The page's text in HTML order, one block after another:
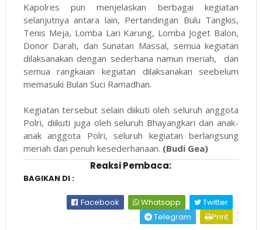
Kapolres pun menjelaskan berbagai kegiatan
selanjutnya antara lain, Pertandingan Bulu Tangkis,
Tenis Meja, Lomba Lari Karung, Lomba Joget Balon,
Donor Darah, dan Sunatan Massal, semua kegiatan
dilaksanakan dengan sederhana namun meriah, dan
semua rangkaian kegiatan dilaksanakan seebelum
memasuki Bulan Suci Ramadhan.
Kegiatan tersebut selain diikuti oleh seluruh anggota
Polri, diikuti juga oleh seluruh Bhayangkari dan anak-
anak anggota Polri, seluruh kegiatan berlangsung
meriah dan penuh kesederhanaan. (Budi Gea)
Reaksi Pembaca:
BAGIKAN DI :
Facebook Whatsapp
Twitter
Telegram
Print